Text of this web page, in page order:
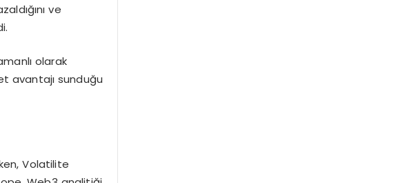
ve
olarak
avantajı sunduğu
Volatilite